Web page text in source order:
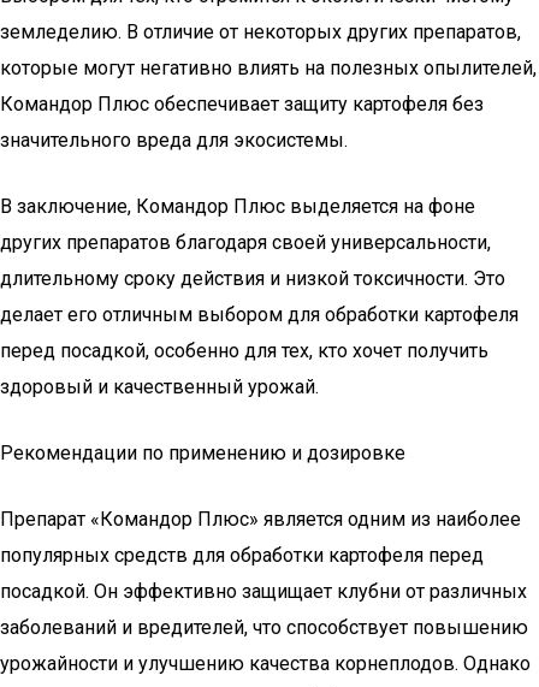
земледелию. В отличие от некоторых других препаратов,
которые могут негативно влиять на полезных опылителей,
Командор Плюс обеспечивает защиту картофеля без
значительного вреда для экосистемы.
В заключение, Командор Плюс выделяется на фоне
других препаратов благодаря своей универсальности,
длительному сроку действия и низкой токсичности. Это
делает его отличным выбором для обработки картофеля
перед посадкой, особенно для тех, кто хочет получить
здоровый и качественный урожай.
Рекомендации по применению и дозировке
Препарат «Командор Плюс» является одним из наиболее
популярных средств для обработки картофеля перед
посадкой. Он эффективно защищает клубни от различных
заболеваний и вредителей, что способствует повышению
урожайности и улучшению качества корнеплодов. Однако